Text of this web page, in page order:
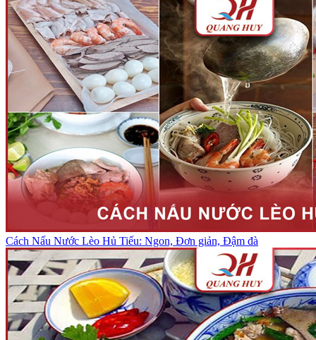
Cách Nấu Nước Lèo Hủ Tiếu: Ngon, Đơn giản, Đậm đà